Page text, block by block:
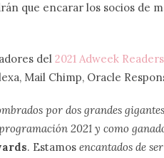
que encarar los socios de
del 2021 Adweek
Mail Chimp, Oracle
por dos grandes
2021 y como
. Estamos encantados de